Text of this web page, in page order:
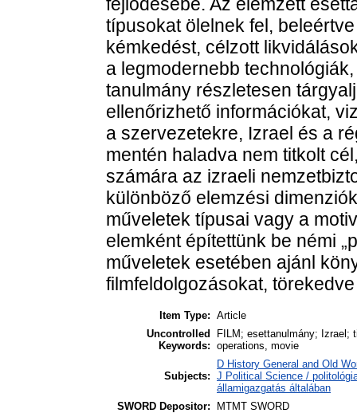
típusokat ölelnek fel,
kémkedést, célzott
a legmodernebb
tanulmány részletesen
ellenőrizhető információkat,
a szervezetekre, Izrael és a
mentén haladva nem titkolt
számára az izraeli
különböző elemzési
műveletek típusai vagy a
elemként építettünk be némi
műveletek esetében ajánl
filmfeldolgozásokat,
Item Type: Article
Uncontrolled
Keywords:
FILM; esettanulmány; Izrael;
operations, movie
Subjects:
D History General and Old
J Political Science /
államigazgatás általában
SWORD Depositor:
MTMT SWORD